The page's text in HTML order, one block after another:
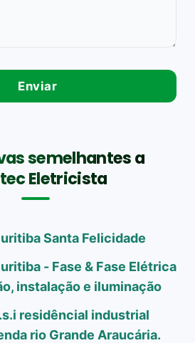
semelhantes a
Eletricista
Santa Felicidade
- Fase & Fase Elétrica
instalação e iluminação
residêncial industrial
rio Grande Araucária.